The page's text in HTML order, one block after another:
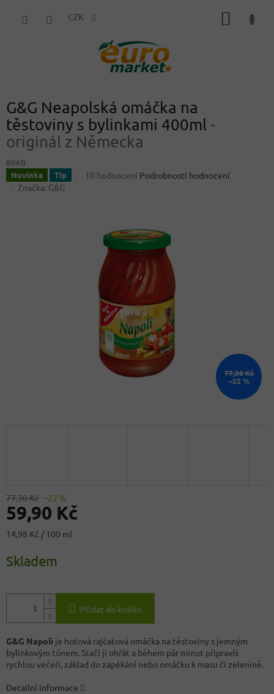
CZK
G&G Neapolská omáčka na
těstoviny s bylinkami 400ml -
originál z Německa
8668
Novinka Tip
Průměrné
hvězdiček.
10 hodnocení Podrobnosti hodnocení
Značka: G&G
77,30 Kč
–22 %
77,30 Kč –22 %
59,90 Kč
Měrná
14,98 Kč / 100 ml
Skladem
Přidat do košíku
G&G Napoli je hotová rajčatová omáčka na těstoviny s jemným
bylinkovým tónem. Stačí ji ohřát a během pár minut připravíš
rychlou večeři, základ do zapékání nebo omáčku k masu či zelenině.
Detailní informace